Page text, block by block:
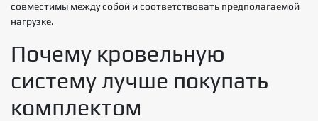
совместимы между собой и соответствовать предполагаемой
нагрузке.
Почему кровельную
систему лучше покупать
комплектом